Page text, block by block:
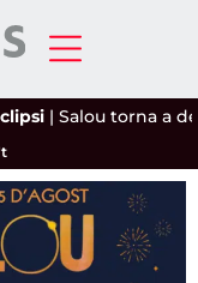
|Salou torna a